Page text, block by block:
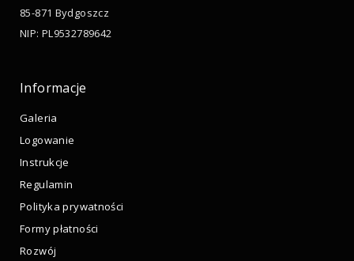
85-871 Bydgoszcz
NIP: PL9532789642
Informacje
Galeria
Logowanie
Instrukcje
Regulamin
Polityka prywatności
Formy płatności
Rozwój